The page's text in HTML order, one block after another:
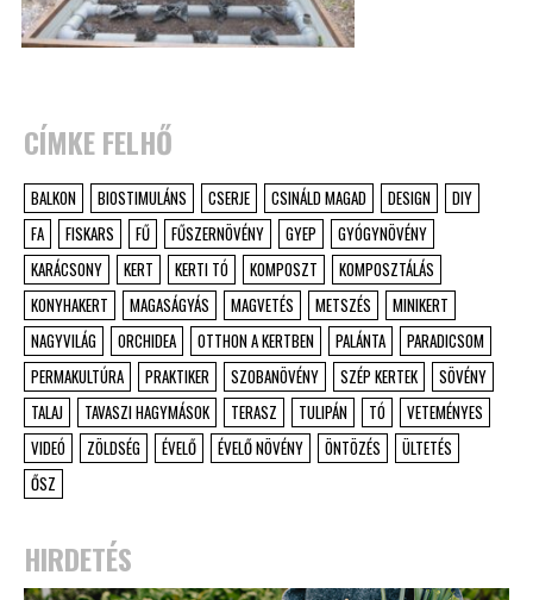
CÍMKE FELHŐ
BALKON BIOSTIMULÁNS CSERJE CSINÁLD MAGAD DESIGN
DIY
FA
FISKARS FŰ FŰSZERNÖVÉNY GYEP
GYÓGYNÖVÉNY
KARÁCSONY
KERT KERTI TÓ KOMPOSZT
KOMPOSZTÁLÁS
KONYHAKERT
MAGASÁGYÁS MAGVETÉS METSZÉS
MINIKERT
NAGYVILÁG
ORCHIDEA OTTHON A KERTBEN PALÁNTA
PARADICSOM
PERMAKULTÚRA
PRAKTIKER SZOBANÖVÉNY SZÉP KERTEK
SÖVÉNY
TALAJ
TAVASZI HAGYMÁSOK TERASZ TULIPÁN TÓ
VETEMÉNYES
VIDEÓ
ZÖLDSÉG ÉVELŐ ÉVELŐ NÖVÉNY ÖNTÖZÉS
ÜLTETÉS
ŐSZ
HIRDETÉS